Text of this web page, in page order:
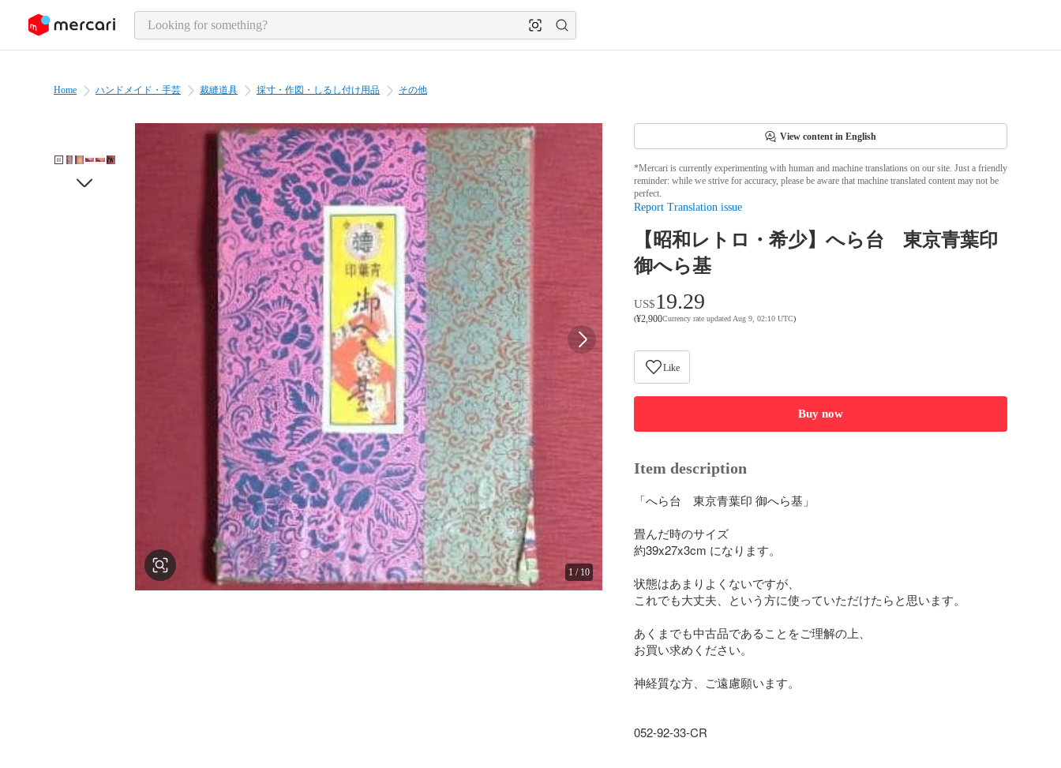
page content
Home ハンドメイド・手芸 裁縫道具 採寸・作図・しるし付け用品 その他
1/ 10
View content in English
*Mercari is currently experimenting with human and machine translations on our site. Just a friendly
reminder: while we strive for accuracy, please be aware that machine translated content may not be
perfect.
Report Translation issue
【昭和レトロ・希少】へら台 東京青葉印
御へら基
US$19.29
(¥2,900Currency rate updated Aug 9, 02:10 UTC)
Like
Buy now
Item description
「へら台　東京青葉印 御へら基」
畳んだ時のサイズ
約39x27x3cm になります。
状態はあまりよくないですが、
これでも大丈夫、という方に使っていただけたらと思います。
あくまでも中古品であることをご理解の上、
お買い求めください。
神経質な方、ご遠慮願います。
052-92-33-CR